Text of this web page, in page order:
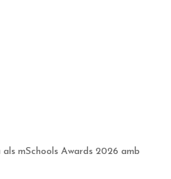
mSchools Awards 2026 amb